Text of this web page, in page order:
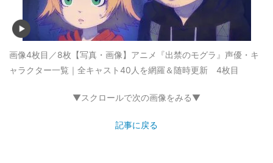
画像4枚目／8枚 【写真・画像】アニメ『出禁のモグラ』声優・キ
ャラクター一覧｜全キャスト40人を網羅＆随時更新 4枚目
▼スクロールで次の画像をみる▼
記事に戻る